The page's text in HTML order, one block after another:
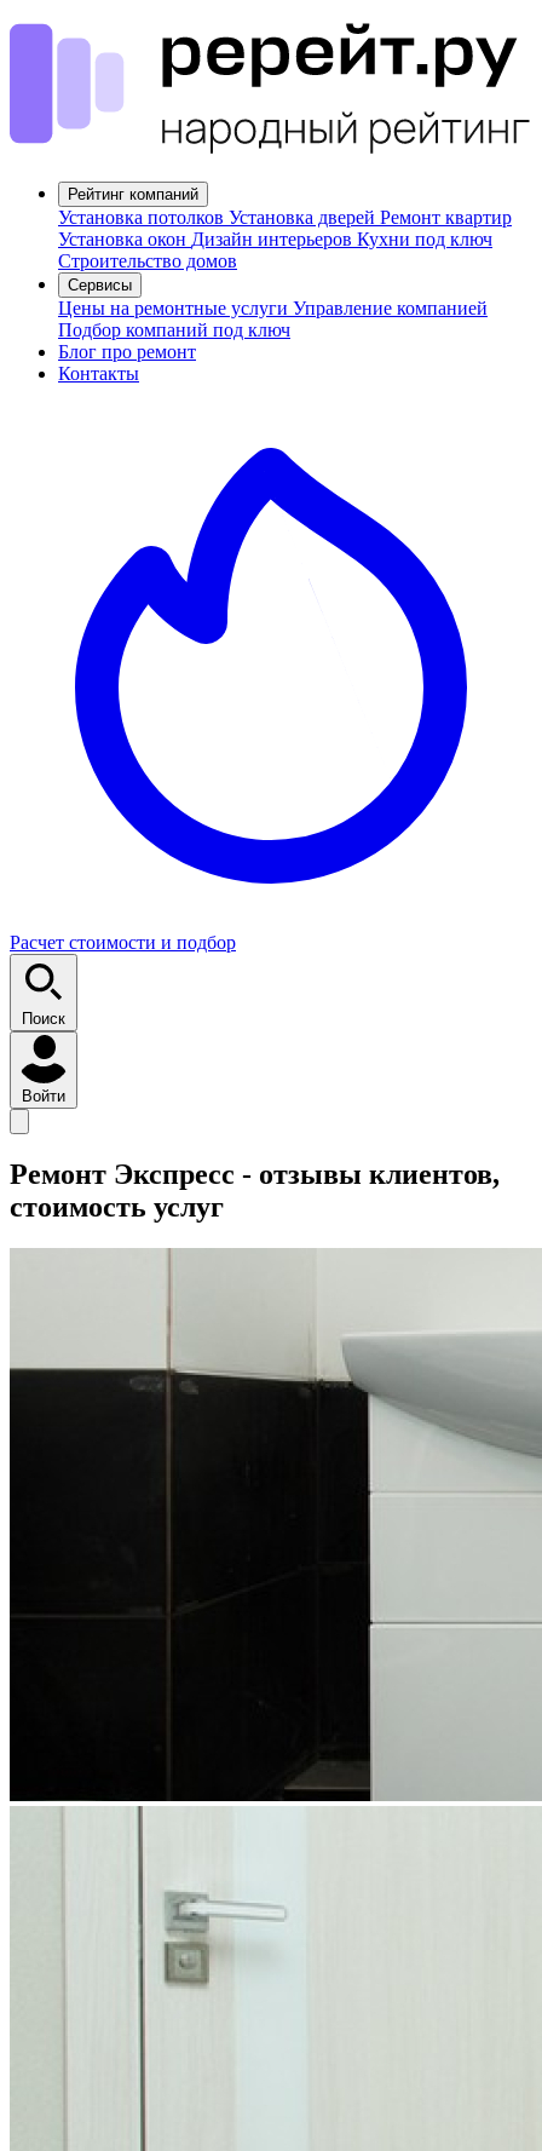
Рейтинг компаний
Установка потолков Установка дверей Ремонт квартир
Установка окон Дизайн интерьеров Кухни под ключ
Строительство домов
Сервисы
Цены на ремонтные услуги Управление компанией
Подбор компаний под ключ
Блог про ремонт
Контакты
Расчет стоимости и подбор
Поиск
Войти
Ремонт Экспресс - отзывы клиентов,
стоимость услуг